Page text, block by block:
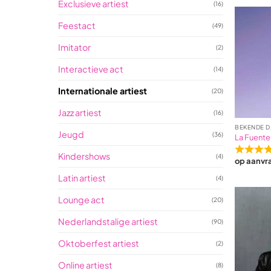
Exclusieve artiest (16)
Feestact (49)
Imitator (2)
Interactieve act (14)
Internationale artiest (20)
Jazz artiest (16)
Jeugd (36)
Kindershows (4)
Latin artiest (4)
Lounge act (20)
Nederlandstalige artiest (90)
Oktoberfest artiest (2)
Online artiest (8)
BEKENDE
La Fuente
5,0
op